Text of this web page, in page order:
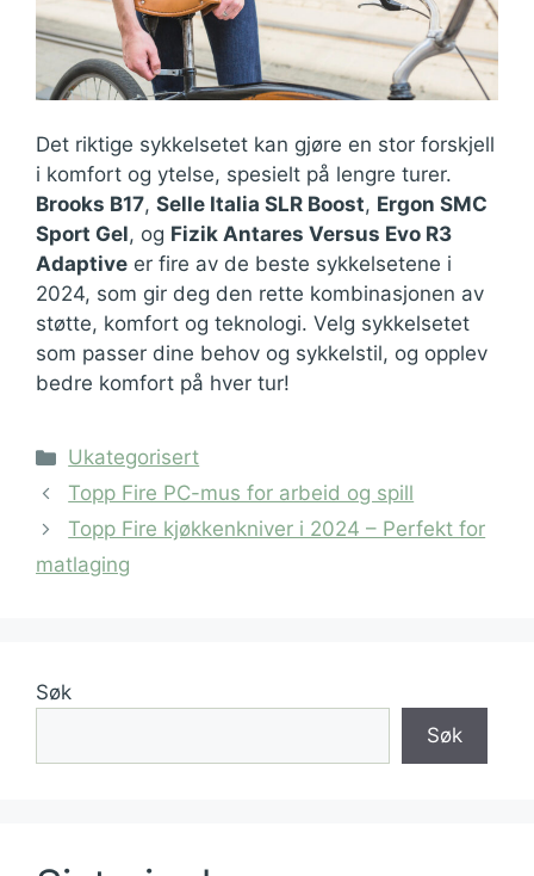
Det riktige sykkelsetet kan gjøre en stor forskjell
i komfort og ytelse, spesielt på lengre turer.
Brooks B17, Selle Italia SLR Boost, Ergon SMC
Sport Gel, og Fizik Antares Versus Evo R3
Adaptive er fire av de beste sykkelsetene i
2024, som gir deg den rette kombinasjonen av
støtte, komfort og teknologi. Velg sykkelsetet
som passer dine behov og sykkelstil, og opplev
bedre komfort på hver tur!
Kategorier
Ukategorisert
Topp Fire PC-mus for arbeid og spill
Topp Fire kjøkkenkniver i 2024 – Perfekt for
matlaging
Søk
Søk